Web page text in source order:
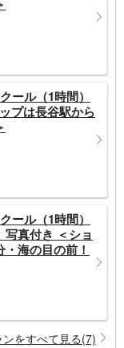
ール（1時間）
プは長谷駅から
ール（1時間）
写真付き ＜ショ
海の目の前！
ンをすべて見る(7)